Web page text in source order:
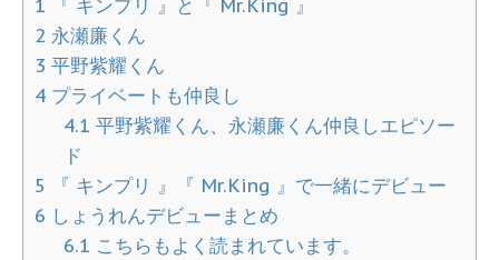
1 『 キンプリ 』と『 Mr.King 』
2 永瀬廉くん
3 平野紫耀くん
4 プライベートも仲良し
4.1 平野紫耀くん、永瀬廉くん仲良しエピソー
ド
5 『 キンプリ 』『 Mr.King 』で一緒にデビュー
6 しょうれんデビューまとめ
6.1 こちらもよく読まれています。